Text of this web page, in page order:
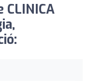
CLINICA